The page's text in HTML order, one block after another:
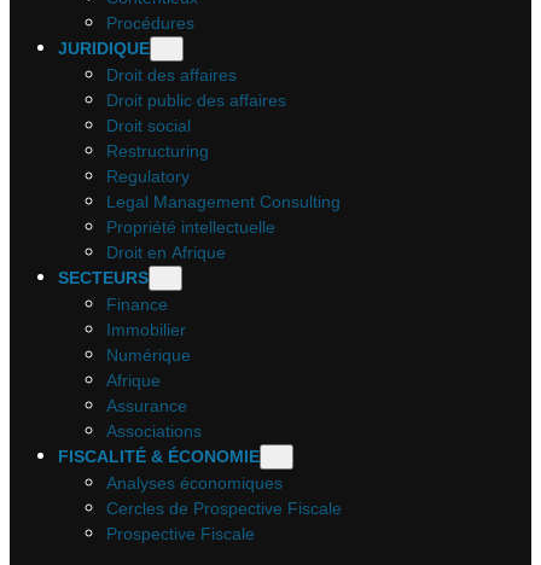
Procédures
JURIDIQUE
Droit des affaires
Droit public des affaires
Droit social
Restructuring
Regulatory
Legal Management Consulting
Propriété intellectuelle
Droit en Afrique
SECTEURS
Finance
Immobilier
Numérique
Afrique
Assurance
Associations
FISCALITÉ & ÉCONOMIE
Analyses économiques
Cercles de Prospective Fiscale
Prospective Fiscale